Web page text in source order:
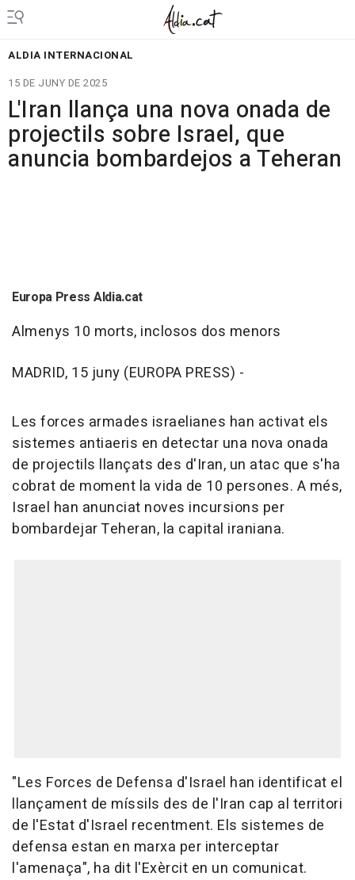
ALDIA INTERNACIONAL
15 DE JUNY DE 2025
L'Iran llança una nova onada de
projectils sobre Israel, que
anuncia bombardejos a Teheran
Europa Press Aldia.cat
Almenys 10 morts, inclosos dos menors
MADRID, 15 juny (EUROPA PRESS) -
Les forces armades israelianes han activat els
sistemes antiaeris en detectar una nova onada
de projectils llançats des d'Iran, un atac que s'ha
cobrat de moment la vida de 10 persones. A més,
Israel han anunciat noves incursions per
bombardejar Teheran, la capital iraniana.
"Les Forces de Defensa d'Israel han identificat el
llançament de míssils des de l'Iran cap al territori
de l'Estat d'Israel recentment. Els sistemes de
defensa estan en marxa per interceptar
l'amenaça", ha dit l'Exèrcit en un comunicat.